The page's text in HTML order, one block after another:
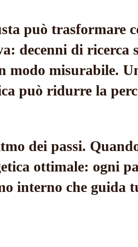
può trasformare
decenni di ricerca
modo misurabile.
può ridurre la
dei passi.
ottimale: ogni
interno che guida